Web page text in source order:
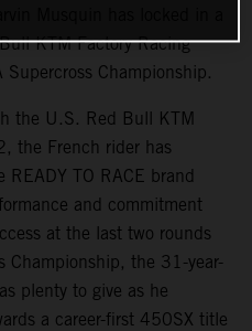
KTM Factory Racing
Championship.
the U.S. Red Bull KTM
the French rider has
READY TO RACE brand
and commitment
at the last two rounds
Championship, the 31-year-
plenty to give as he
a career-first 450SX title